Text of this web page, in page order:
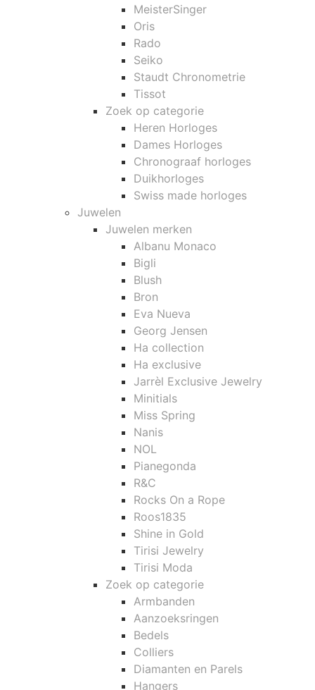
MeisterSinger
Oris
Rado
Seiko
Staudt Chronometrie
Tissot
Zoek op categorie
Heren Horloges
Dames Horloges
Chronograaf horloges
Duikhorloges
Swiss made horloges
Juwelen
Juwelen merken
Albanu Monaco
Bigli
Blush
Bron
Eva Nueva
Georg Jensen
Ha collection
Ha exclusive
Jarrèl Exclusive Jewelry
Minitials
Miss Spring
Nanis
NOL
Pianegonda
R&C
Rocks On a Rope
Roos1835
Shine in Gold
Tirisi Jewelry
Tirisi Moda
Zoek op categorie
Armbanden
Aanzoeksringen
Bedels
Colliers
Diamanten en Parels
Hangers